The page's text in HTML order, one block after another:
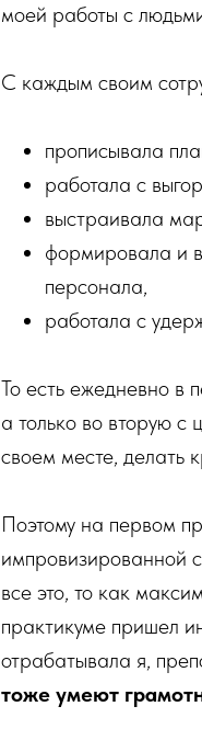
моей работы с
С каждым своим
прописывала
работала с
выстраивала
формировала и
персонала,
работала с
То есть ежедневно в
а только во вторую
своем месте, делать
Поэтому на первом
импровизированной
все это, то как
практикуме пришел
отрабатывала я,
тоже умеют